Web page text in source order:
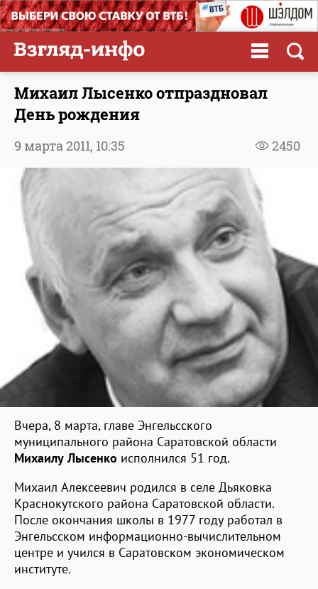
Михаил Лысенко отпраздновал
День рождения
2450
9 марта 2011, 10:35
Вчера, 8 марта, главе Энгельсского
муниципального района Саратовской области
Михаилу Лысенко исполнился 51 год.
Михаил Алексеевич родился в селе Дьяковка
Краснокутского района Саратовской области.
После окончания школы в 1977 году работал в
Энгельсском информационно-вычислительном
центре и учился в Саратовском экономическом
институте.